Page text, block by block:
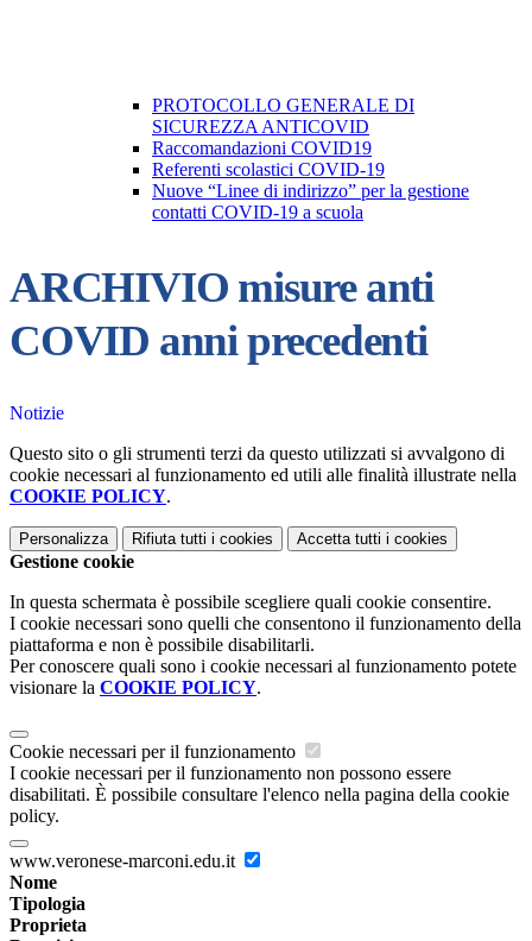
PROTOCOLLO GENERALE DI
SICUREZZA ANTICOVID
Raccomandazioni COVID19
Referenti scolastici COVID-19
Nuove “Linee di indirizzo” per la gestione
contatti COVID-19 a scuola
ARCHIVIO misure anti
COVID anni precedenti
Notizie
Questo sito o gli strumenti terzi da questo utilizzati si avvalgono di
cookie necessari al funzionamento ed utili alle finalità illustrate nella
COOKIE POLICY.
Personalizza Rifiuta tutti i cookies Accetta tutti i cookies
Gestione cookie
In questa schermata è possibile scegliere quali cookie consentire.
I cookie necessari sono quelli che consentono il funzionamento della
piattaforma e non è possibile disabilitarli.
Per conoscere quali sono i cookie necessari al funzionamento potete
visionare la COOKIE POLICY.
Cookie necessari per il funzionamento
I cookie necessari per il funzionamento non possono essere
disabilitati. È possibile consultare l'elenco nella pagina della cookie
policy.
www.veronese-marconi.edu.it
Nome
Tipologia
Proprieta